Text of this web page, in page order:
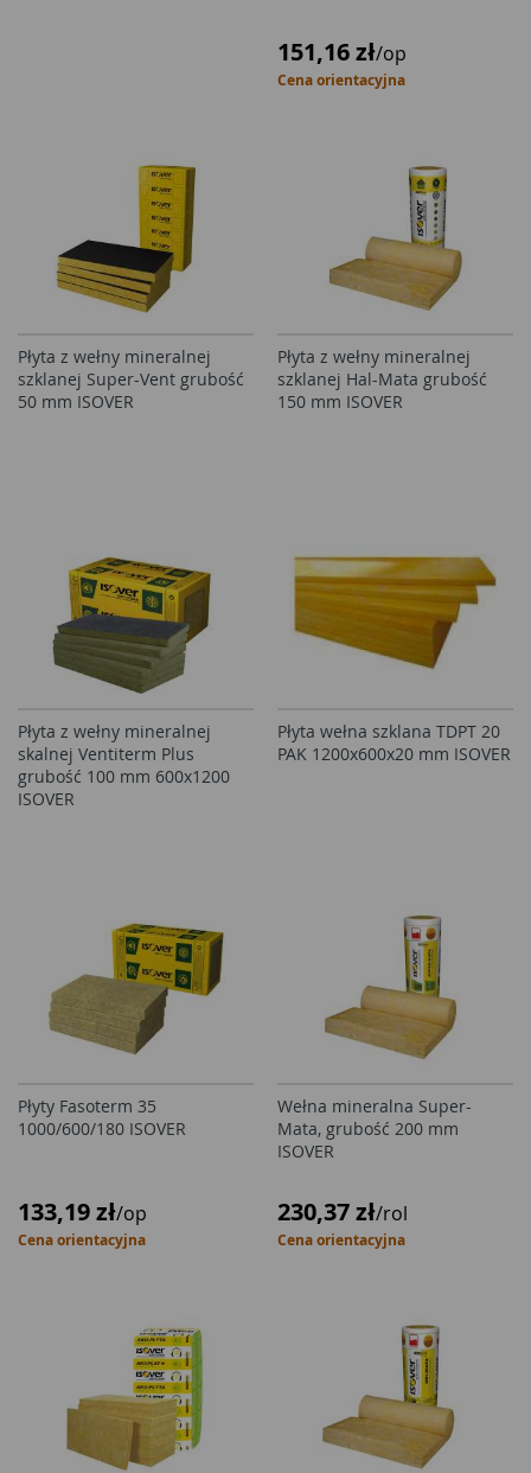
151,16 zł/op
Cena orientacyjna
Płyta z wełny mineralnej
szklanej Super-Vent grubość
50 mm ISOVER
Płyta z wełny mineralnej
szklanej Hal-Mata grubość
150 mm ISOVER
Płyta z wełny mineralnej
skalnej Ventiterm Plus
grubość 100 mm 600x1200
ISOVER
Płyta wełna szklana TDPT 20
PAK 1200x600x20 mm ISOVER
Płyty Fasoterm 35
1000/600/180 ISOVER
133,19 zł/op
Cena orientacyjna
Wełna mineralna Super-
Mata, grubość 200 mm
ISOVER
230,37 zł/rol
Cena orientacyjna